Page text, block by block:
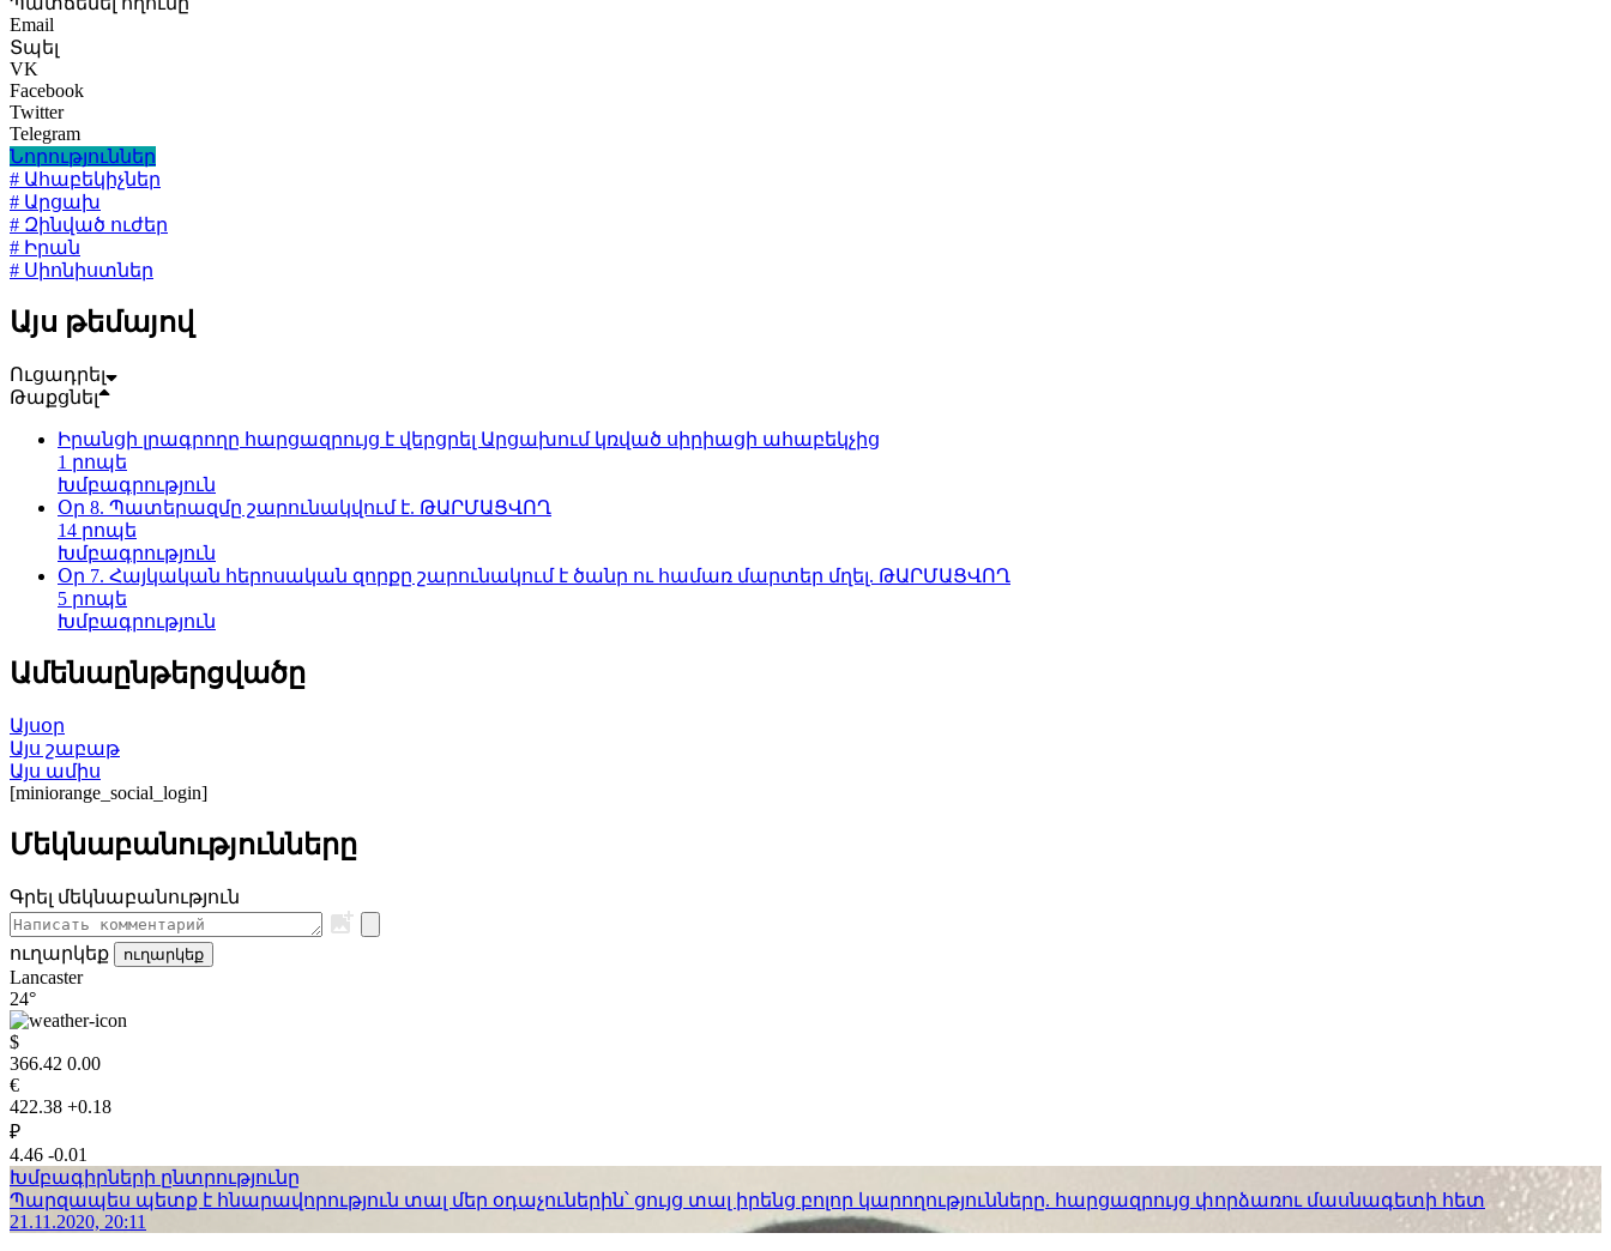
Email
Տպել
VK
Facebook
Twitter
Telegram
Նորություններ
# Ահաբեկիչներ
# Արցախ
# Զինված ուժեր
# Իրան
# Սիոնիստներ
Այս թեմայով
Ուցադրել
Թաքցնել
Իրանցի լրագրողը հարցազրույց է վերցրել Արցախում կռված սիրիացի ահաբեկչից
1 րոպե
Խմբագրություն
Օր 8. Պատերազմը շարունակվում է. ԹԱՐՄԱՑՎՈՂ
14 րոպե
Խմբագրություն
Օր 7. Հայկական հերոսական զորքը շարունակում է ծանր ու համառ մարտեր մղել. ԹԱՐՄԱՑՎՈՂ
5 րոպե
Խմբագրություն
Ամենաընթերցվածը
Այսօր
Այս շաբաթ
Այս ամիս
[miniorange_social_login]
Մեկնաբանությունները
Գրել մեկնաբանություն
ուղարկեք ուղարկեք
Lancaster
24°
$
366.42 0.00
€
422.38 +0.18
₽
4.46 -0.01
Խմբագիրների ընտրությունը
Պարզապես պետք է հնարավորություն տալ մեր օդաչուներին՝ ցույց տալ իրենց բոլոր կարողությունները. հարցազրույց փորձառու մասնագետի հետ
21.11.2020, 20:11